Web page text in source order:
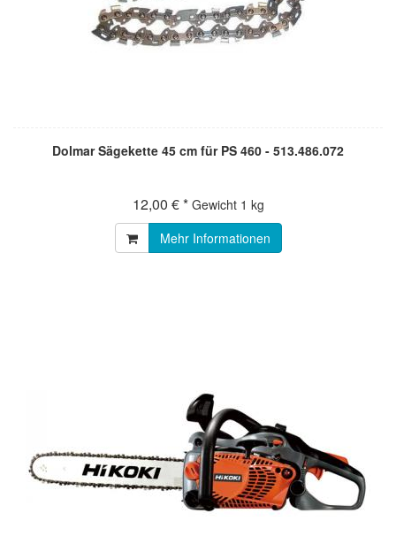
Dolmar Sägekette 45 cm für PS 460 - 513.486.072
12,00 € * Gewicht 1 kg
Mehr Informationen